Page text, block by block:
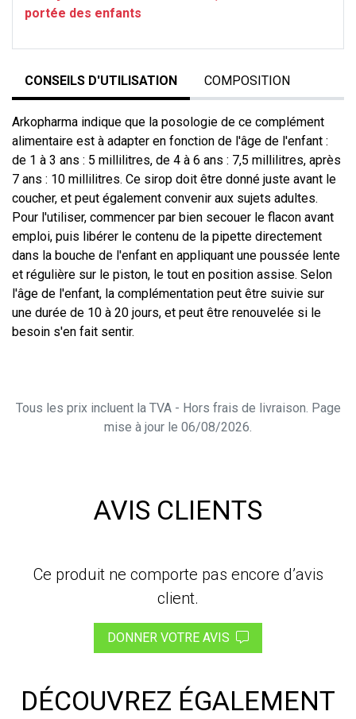
portée des enfants
CONSEILS D'UTILISATION COMPOSITION
Arkopharma indique que la posologie de ce complément
alimentaire est à adapter en fonction de l'âge de l'enfant :
de 1 à 3 ans : 5 millilitres, de 4 à 6 ans : 7,5 millilitres, après
7 ans : 10 millilitres. Ce sirop doit être donné juste avant le
coucher, et peut également convenir aux sujets adultes.
Pour l'utiliser, commencer par bien secouer le flacon avant
emploi, puis libérer le contenu de la pipette directement
dans la bouche de l'enfant en appliquant une poussée lente
et régulière sur le piston, le tout en position assise. Selon
l'âge de l'enfant, la complémentation peut être suivie sur
une durée de 10 à 20 jours, et peut être renouvelée si le
besoin s'en fait sentir.
Tous les prix incluent la TVA - Hors frais de livraison. Page
mise à jour le 06/08/2026.
AVIS CLIENTS
Ce produit ne comporte pas encore d’avis
client.
DONNER VOTRE AVIS
DÉCOUVREZ ÉGALEMENT